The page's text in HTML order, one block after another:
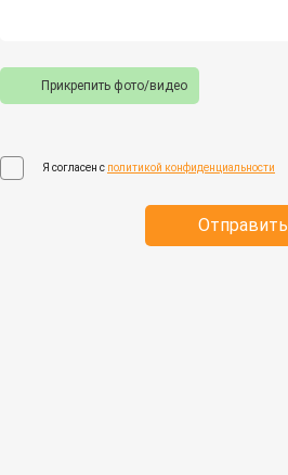
Прикрепить фото/видео
Я согласен с политикой конфиденциальности
Отправить